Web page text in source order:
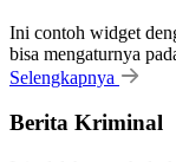
Ini contoh widget
bisa mengaturnya
Selengkapnya
Berita Kriminal